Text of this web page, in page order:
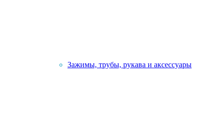
Зажимы, трубы, рукава и аксессуары